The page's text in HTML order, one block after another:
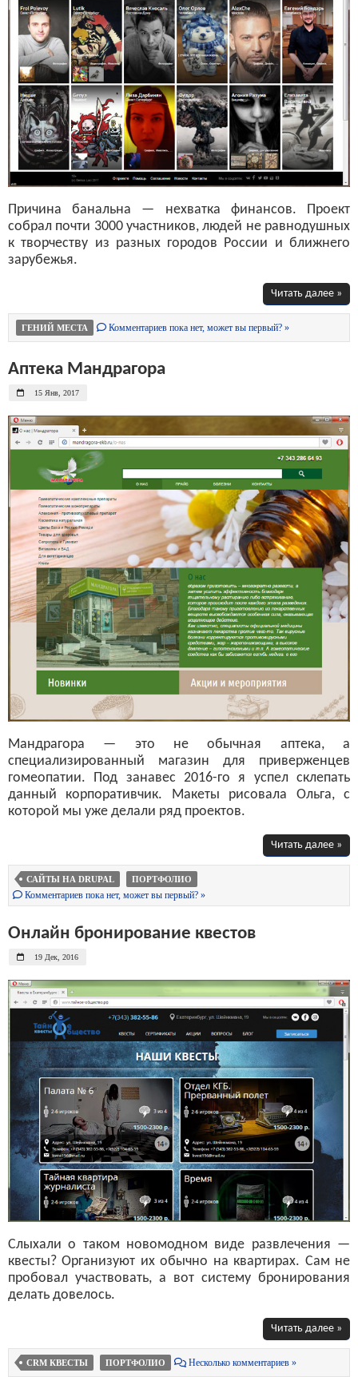
Причина банальна — нехватка финансов. Проект
собрал почти 3000 участников, людей не равнодушных
к творчеству из разных городов России и ближнего
зарубежья.
Читать далее »
ГЕНИЙ МЕСТА Комментариев пока нет, может вы первый? »
Аптека Мандрагора
15 Янв, 2017
Мандрагора — это не обычная аптека, а
специализированный магазин для приверженцев
гомеопатии. Под занавес 2016-го я успел склепать
данный корпоративчик. Макеты рисовала Ольга, с
которой мы уже делали ряд проектов.
Читать далее »
САЙТЫ НА DRUPAL ПОРТФОЛИО
Комментариев пока нет, может вы первый? »
Онлайн бронирование квестов
19 Дек, 2016
Слыхали о таком новомодном виде развлечения —
квесты? Организуют их обычно на квартирах. Сам не
пробовал участвовать, а вот систему бронирования
делать довелось.
Читать далее »
CRM КВЕСТЫ ПОРТФОЛИО Несколько комментариев »